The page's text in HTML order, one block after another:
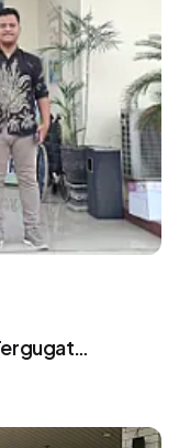
UU